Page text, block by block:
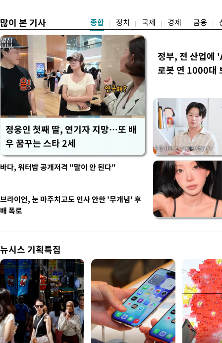
많이 본 기사 종합 정치 국제 경제 금융
정웅인 첫째 딸, 연기자 지망…또 배
우 꿈꾸는 스타 2세
정부, 전 산업
로봇 연 1000대
바다, 워터밤 공개저격 "말이 안 된다"
브라이언, 눈 마주치고도 인사 안한 '무개념' 후
배 폭로
뉴시스 기획특집